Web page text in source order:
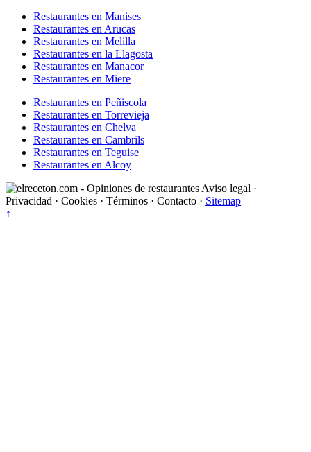
Restaurantes en Manises
Restaurantes en Arucas
Restaurantes en Melilla
Restaurantes en la Llagosta
Restaurantes en Manacor
Restaurantes en Miere
Restaurantes en Peñiscola
Restaurantes en Torrevieja
Restaurantes en Chelva
Restaurantes en Cambrils
Restaurantes en Teguise
Restaurantes en Alcoy
Aviso legal ·
Privacidad · Cookies · Términos · Contacto · Sitemap
↑